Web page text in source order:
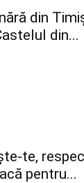
din
din...
te,
pentru...